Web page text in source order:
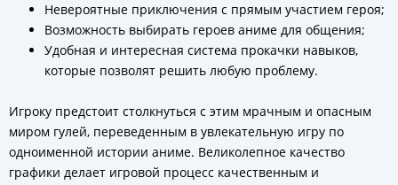
Невероятные приключения с прямым участием героя;
Возможность выбирать героев аниме для общения;
Удобная и интересная система прокачки навыков,
которые позволят решить любую проблему.
Игроку предстоит столкнуться с этим мрачным и опасным
миром гулей, переведенным в увлекательную игру по
одноименной истории аниме. Великолепное качество
графики делает игровой процесс качественным и